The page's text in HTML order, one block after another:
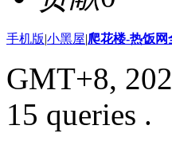
手机版|小黑屋|爬花楼-热饭
GMT+8,
15 queries .